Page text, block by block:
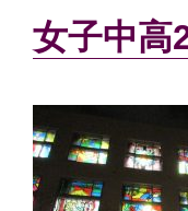
女子中高